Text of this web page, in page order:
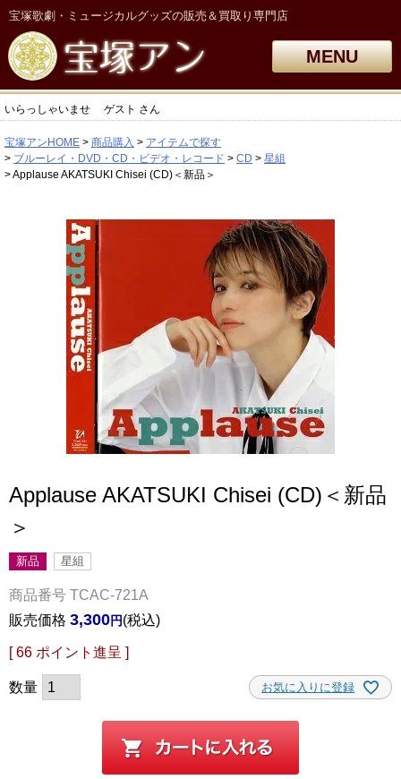
宝塚歌劇・ミュージカルグッズの販売＆買取り専門店
MENU
いらっしゃいませ ゲスト さん
宝塚アンHOME 商品購入
アイテムで探す
ブルーレイ・DVD・CD・ビデオ・レコード
CD
星組
Applause AKATSUKI Chisei (CD)＜新品＞
Applause AKATSUKI Chisei (CD)＜新品
＞
新品 星組
商品番号 TCAC-721A
販売価格 3,300 税込
[ 66 ポイント進呈 ]
お気に入りに登録